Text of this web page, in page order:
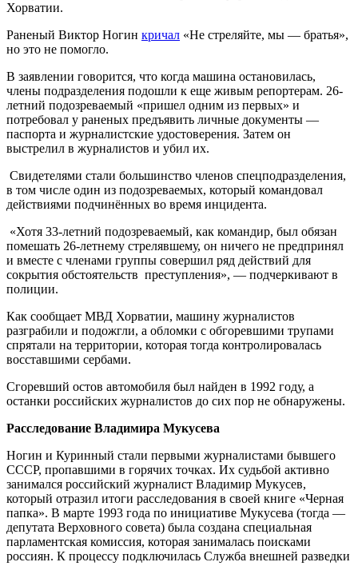
Хорватии.
Раненый Виктор Ногин кричал «Не стреляйте, мы — братья»,
но это не помогло.
В заявлении говорится, что когда машина остановилась,
члены подразделения подошли к еще живым репортерам. 26-
летний подозреваемый «пришел одним из первых» и
потребовал у раненых предъявить личные документы —
паспорта и журналистские удостоверения. Затем он
выстрелил в журналистов и убил их.
Свидетелями стали большинство членов спецподразделения,
в том числе один из подозреваемых, который командовал
действиями подчинённых во время инцидента.
«Хотя 33-летний подозреваемый, как командир, был обязан
помешать 26-летнему стрелявшему, он ничего не предпринял
и вместе с членами группы совершил ряд действий для
сокрытия обстоятельств преступления», — подчеркивают в
полиции.
Как сообщает МВД Хорватии, машину журналистов
разграбили и подожгли, а обломки с обгоревшими трупами
спрятали на территории, которая тогда контролировалась
восставшими сербами.
Сгоревший остов автомобиля был найден в 1992 году, а
останки российских журналистов до сих пор не обнаружены.
Расследование Владимира Мукусева
Ногин и Куринный стали первыми журналистами бывшего
СССР, пропавшими в горячих точках. Их судьбой активно
занимался российский журналист Владимир Мукусев,
который отразил итоги расследования в своей книге «Черная
папка». В марте 1993 года по инициативе Мукусева (тогда —
депутата Верховного совета) была создана специальная
парламентская комиссия, которая занималась поисками
россиян. К процессу подключилась Служба внешней разведки